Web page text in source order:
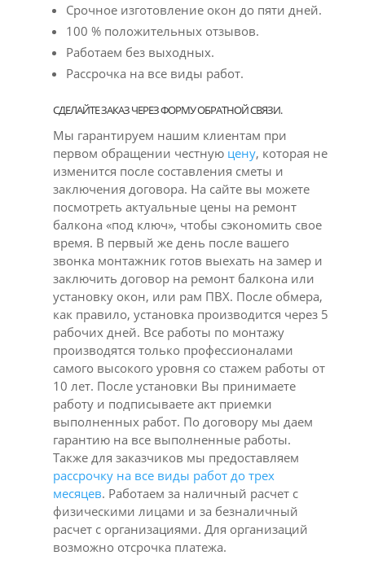
Срочное изготовление окон до пяти дней.
100 % положительных отзывов.
Работаем без выходных.
Рассрочка на все виды работ.
СДЕЛАЙТЕ ЗАКАЗ ЧЕРЕЗ ФОРМУ ОБРАТНОЙ СВЯЗИ.
Мы гарантируем нашим клиентам при
первом обращении честную цену, которая не
изменится после составления сметы и
заключения договора. На сайте вы можете
посмотреть актуальные цены на ремонт
балкона «под ключ», чтобы сэкономить свое
время. В первый же день после вашего
звонка монтажник готов выехать на замер и
заключить договор на ремонт балкона или
установку окон, или рам ПВХ. После обмера,
как правило, установка производится через 5
рабочих дней. Все работы по монтажу
производятся только профессионалами
самого высокого уровня со стажем работы от
10 лет. После установки Вы принимаете
работу и подписываете акт приемки
выполненных работ. По договору мы даем
гарантию на все выполненные работы.
Также для заказчиков мы предоставляем
рассрочку на все виды работ до трех
месяцев. Работаем за наличный расчет с
физическими лицами и за безналичный
расчет с организациями. Для организаций
возможно отсрочка платежа.